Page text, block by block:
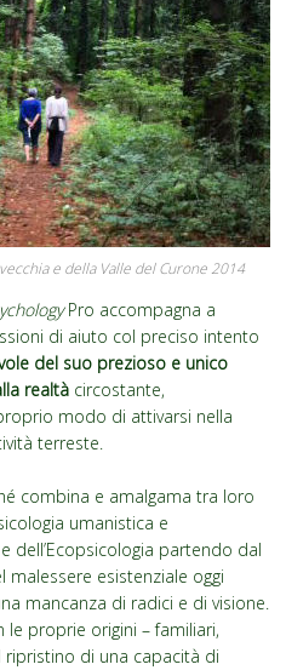
e della Valle del Curone 2014
Pro accompagna a
di aiuto col preciso intento
del suo prezioso e unico
realtà circostante,
modo di attivarsi nella
terreste.
combina e amalgama tra loro
umanistica e
dell’Ecopsicologia partendo dal
esistenziale oggi
mancanza di radici e di visione.
le proprie origini – familiari,
di una capacità di